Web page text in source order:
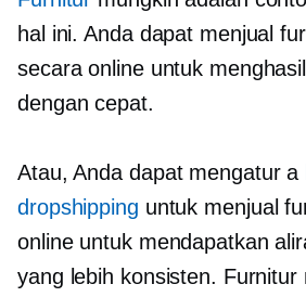
hal ini. Anda dapat menjual
secara online untuk
dengan cepat.
Atau, Anda dapat mengatur a
dropshipping untuk menjual
online untuk mendapatkan
yang lebih konsisten. Furnitur